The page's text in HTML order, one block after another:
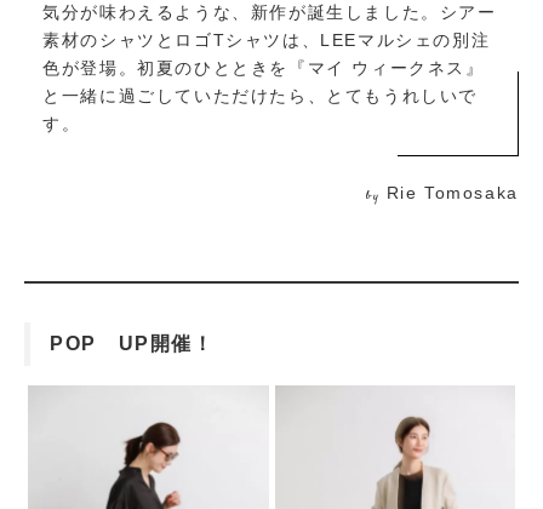
気分が味わえるような、新作が誕生しました。シアー
素材のシャツとロゴTシャツは、LEEマルシェの別注
色が登場。初夏のひとときを『マイ ウィークネス』
と一緒に過ごしていただけたら、とてもうれしいで
す。
by Rie Tomosaka
POP UP開催！